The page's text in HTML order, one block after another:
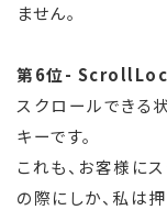
ません。
第6位-
スクロールできる
キーです。
これも、お客様に
の際にしか、私は